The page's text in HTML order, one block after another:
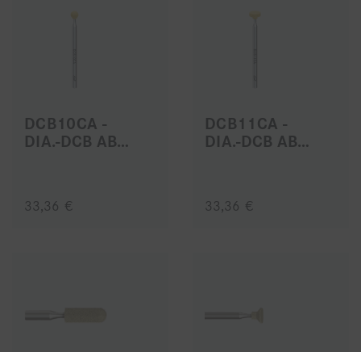
DCB10CA -
DIA.-DCB ABRASIFS
33,36 €
DCB11CA -
DIA.-DCB ABRASIFS
33,36 €